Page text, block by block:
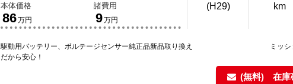
本体価格
86万円
諸費用
9万円
(H29)
km
駆動用バッテリー、ボルテージセンサー純正品新品取り換え
だから安心！
ミッ
(無料) 在庫